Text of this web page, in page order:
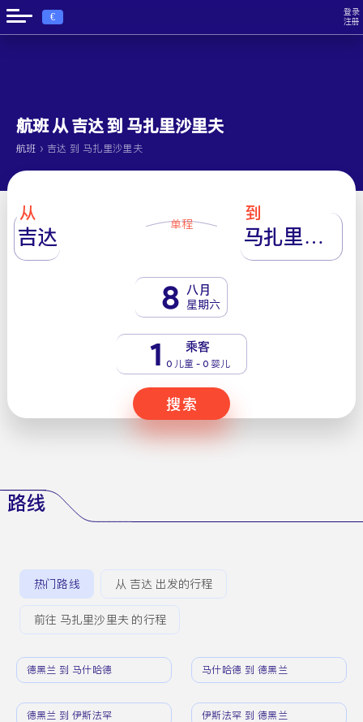
€
登录
注册
航班 从 吉达 到 马扎里沙里夫
航班 › 吉达 到 马扎里沙里夫
从
吉达 单程
到
马扎里沙里夫
8 八月
星期六
1 乘客
0 儿童 - 0 婴儿
搜索
路线
热门路线 从 吉达 出发的行程
前往 马扎里沙里夫 的行程
德黑兰 到 马什哈德 马什哈德 到 德黑兰
德黑兰 到 伊斯法罕 伊斯法罕 到 德黑兰